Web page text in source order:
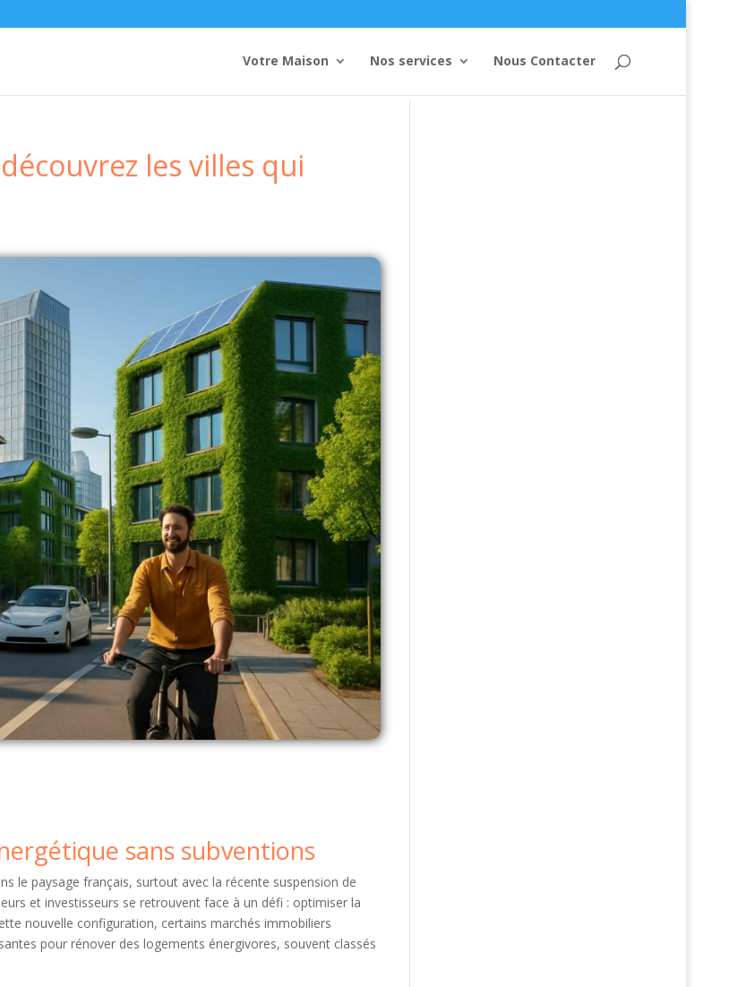
Votre Maison Nos services Nous Contacter
les villes qui
sans subventions
le paysage français, surtout avec la récente suspension de
et investisseurs se retrouvent face à un défi : optimiser la
nouvelle configuration, certains marchés immobiliers
pour rénover des logements énergivores, souvent classés